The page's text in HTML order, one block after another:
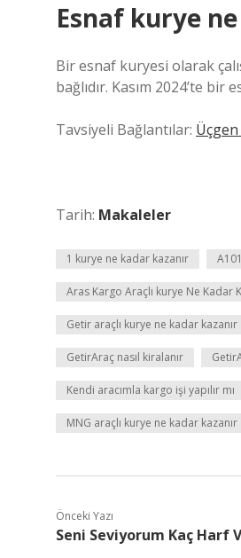
Esnaf kurye
Bir esnaf kuryesi olarak
bağlıdır. Kasım 2024’te
Tavsiyeli Bağlantılar:
Tarih: Makaleler
1 kurye ne kadar kazanır
Aras Kargo Araçlı kurye Ne Kadar
Getir araçlı kurye ne kadar kazanır
GetirAraç nasıl kiralanır
Kendi aracımla kargo işi yapılır mı
MNG araçlı kurye ne kadar kazanır
Önceki Yazı
Seni Seviyorum Kaç Harf